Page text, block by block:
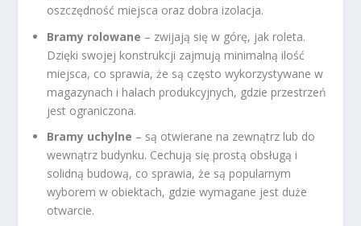
oszczędność miejsca oraz dobra izolacja.
Bramy rolowane – zwijają się w górę, jak roleta.
Dzięki swojej konstrukcji zajmują minimalną ilość
miejsca, co sprawia, że są często wykorzystywane w
magazynach i halach produkcyjnych, gdzie przestrzeń
jest ograniczona.
Bramy uchylne – są otwierane na zewnątrz lub do
wewnątrz budynku. Cechują się prostą obsługą i
solidną budową, co sprawia, że są popularnym
wyborem w obiektach, gdzie wymagane jest duże
otwarcie.